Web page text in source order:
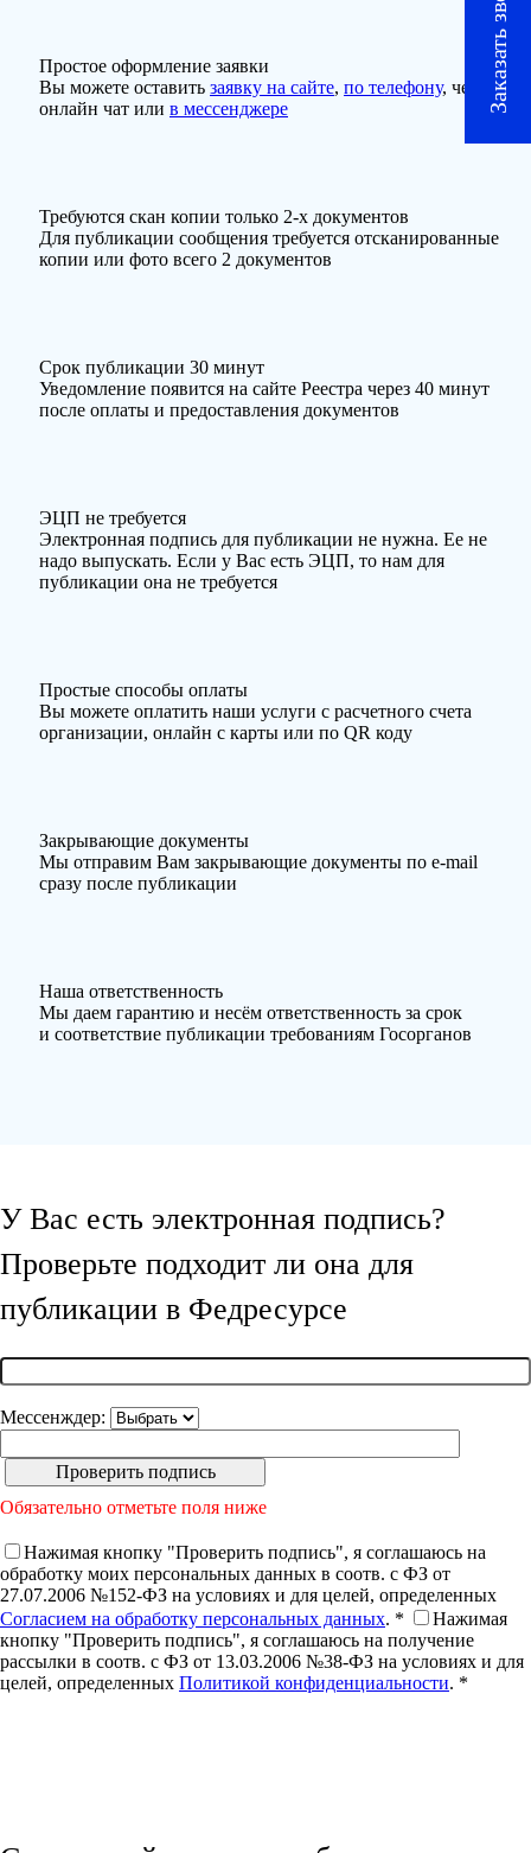
Простое оформление заявки
Вы можете оставить заявку на сайте, по телефону, через
онлайн чат или в мессенджере
Требуются скан копии только 2-х документов
Для публикации сообщения требуется отсканированные
копии или фото всего 2 документов
Срок публикации 30 минут
Уведомление появится на сайте Реестра через 40 минут
после оплаты и предоставления документов
ЭЦП не требуется
Электронная подпись для публикации не нужна. Ее не
надо выпускать. Если у Вас есть ЭЦП, то нам для
публикации она не требуется
Простые способы оплаты
Вы можете оплатить наши услуги с расчетного счета
организации, онлайн с карты или по QR коду
Закрывающие документы
Мы отправим Вам закрывающие документы по e-mail
сразу после публикации
Наша ответственность
Мы даем гарантию и несём ответственность за срок
и соответствие публикации требованиям Госорганов
У Вас есть электронная подпись?
Проверьте подходит ли она для
публикации в Федресурсе
Мессенждер:
Обязательно отметьте поля ниже
Нажимая кнопку "Проверить подпись", я соглашаюсь на
обработку моих персональных данных в соотв. с ФЗ от
27.07.2006 №152-ФЗ на условиях и для целей, определенных
Согласием на обработку персональных данных. *
Нажимая
кнопку "Проверить подпись", я соглашаюсь на получение
рассылки в соотв. с ФЗ от 13.03.2006 №38-ФЗ на условиях и для
целей, определенных Политикой конфиденциальности. *
Заказать звонок